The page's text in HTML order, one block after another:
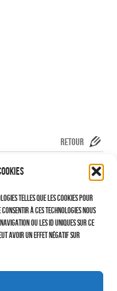
telles que les cookies pour
à ces technologies nous
ou les ID uniques sur ce
avoir un effet négatif sur
RETOUR
plage du Tréport